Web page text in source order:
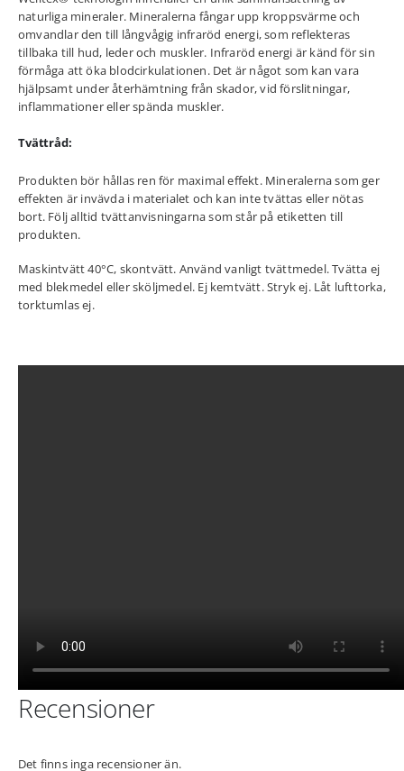
naturliga mineraler. Mineralerna fångar upp kroppsvärme och
omvandlar den till långvågig infraröd energi, som reflekteras
tillbaka till hud, leder och muskler. Infraröd energi är känd för sin
förmåga att öka blodcirkulationen. Det är något som kan vara
hjälpsamt under återhämtning från skador, vid förslitningar,
inflammationer eller spända muskler.
Tvättråd:
Produkten bör hållas ren för maximal effekt. Mineralerna som ger
effekten är invävda i materialet och kan inte tvättas eller nötas
bort. Följ alltid tvättanvisningarna som står på etiketten till
produkten.
Maskintvätt 40°C, skontvätt. Använd vanligt tvättmedel. Tvätta ej
med blekmedel eller sköljmedel. Ej kemtvätt. Stryk ej. Låt lufttorka,
torktumlas ej.
Recensioner
Det finns inga recensioner än.